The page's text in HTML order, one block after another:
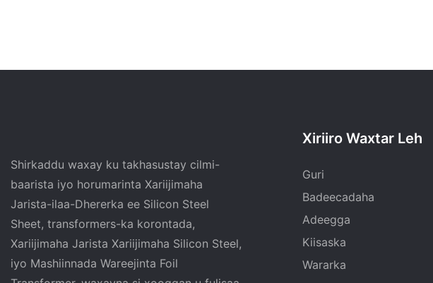
Shirkaddu waxay ku takhasustay cilmi-
baarista iyo horumarinta Xariijimaha
Jarista-ilaa-Dhererka ee Silicon Steel
Sheet, transformers-ka korontada,
Xariijimaha Jarista Xariijimaha Silicon Steel,
iyo Mashiinnada Wareejinta Foil
Xiriiro Waxtar Leh
Guri
Badeecadaha
Adeegga
Kiisaska
Wararka